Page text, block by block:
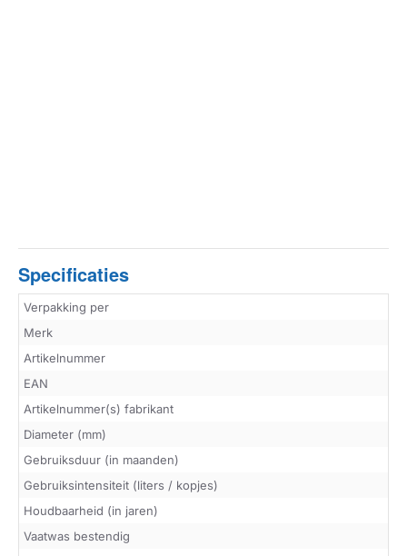
Specificaties
Verpakking per
Merk
Artikelnummer
EAN
Artikelnummer(s) fabrikant
Diameter (mm)
Gebruiksduur (in maanden)
Gebruiksintensiteit (liters / kopjes)
Houdbaarheid (in jaren)
Vaatwas bestendig